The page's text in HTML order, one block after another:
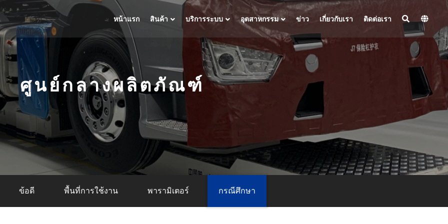
หน้าแรก สินค้า บริการระบบ อุตสาหกรรม ข่าว เกี่ยวกับเรา ติดต่อเรา
ศูนย์กลางผลิตภัณฑ์
ข้อดี พื้นที่การใช้งาน พารามิเตอร์ กรณีศึกษา